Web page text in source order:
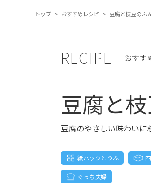
トップ > おすすめレシピ > 豆腐と枝豆のふ
RECIPE おすす
豆腐と
豆腐のやさしい味わいに
紙パックとうふ
ぐっち夫婦